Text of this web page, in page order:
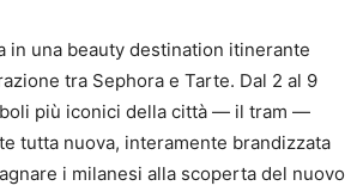
in una beauty destination itinerante
tra Sephora e Tarte. Dal 2 al 9
più iconici della città — il tram —
tutta nuova, interamente brandizzata
i milanesi alla scoperta del nuovo